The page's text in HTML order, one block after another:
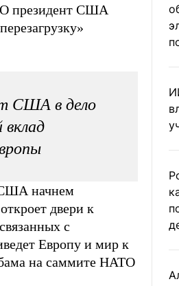
президент США
США в дело
США начнем
двери к
с
Европу и мир к
на саммите НАТО